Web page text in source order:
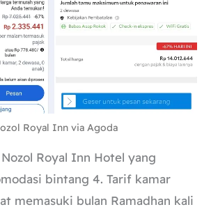
Royal Inn via Agoda
Royal Inn Hotel yang
bintang 4. Tarif kamar
memasuki bulan Ramadhan kali